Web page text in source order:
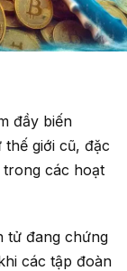
đầy biến
giới cũ, đặc
trong các hoạt
tử đang chứng
các tập đoàn